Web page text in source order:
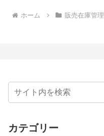
ホーム 販売在庫管理
カテゴリー